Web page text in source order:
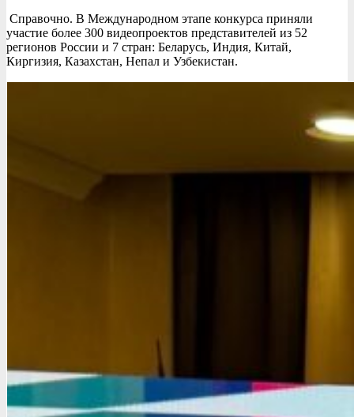
Справочно. В Международном этапе конкурса приняли
участие более 300 видеопроектов представителей из 52
регионов России и 7 стран: Беларусь, Индия, Китай,
Киргизия, Казахстан, Непал и Узбекистан.